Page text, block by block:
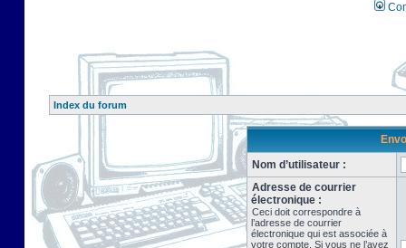
Index du forum
Nom d’utilisateur :
Adresse de courrier
électronique :
Ceci doit correspondre à
l’adresse de courrier
électronique qui est associée à
votre compte. Si vous ne l’avez